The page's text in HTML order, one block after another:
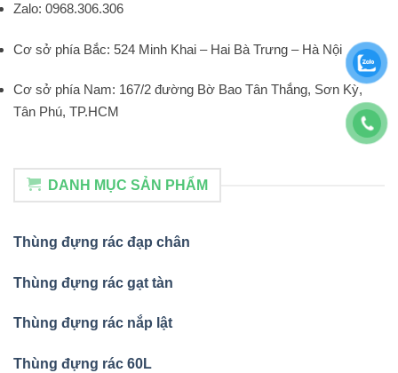
Zalo: 0968.306.306
Cơ sở phía Bắc: 524 Minh Khai – Hai Bà Trưng – Hà Nội
Cơ sở phía Nam: 167/2 đường Bờ Bao Tân Thắng, Sơn Kỳ,
Tân Phú, TP.HCM
DANH MỤC SẢN PHẨM
Thùng đựng rác đạp chân
Thùng đựng rác gạt tàn
Thùng đựng rác nắp lật
Thùng đựng rác 60L